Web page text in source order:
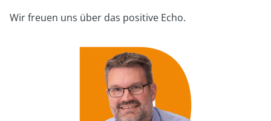
Wir freuen uns über das positive Echo.